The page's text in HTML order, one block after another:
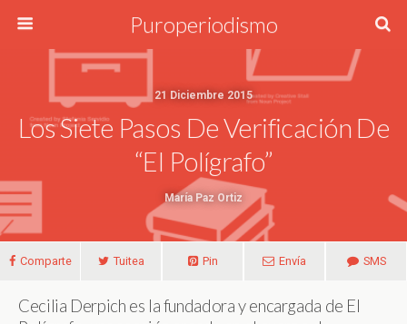
Puroperiodismo
21 Diciembre 2015
Los Siete Pasos De Verificación De
“El Polígrafo”
María Paz Ortiz
Comparte Tuitea Pin Envía SMS
Cecilia Derpich es la fundadora y encargada de El